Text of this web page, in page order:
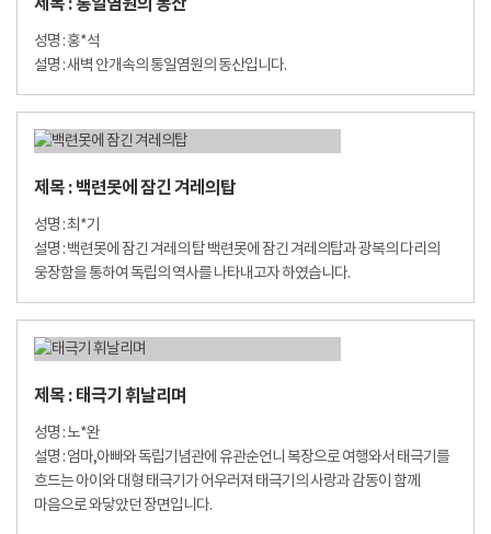
성명 : 홍*석
설명 : 새벽 안개속의 통일염원의 동산입니다.
제목 : 백련못에 잠긴 겨레의탑
성명 : 최*기
설명 : 백련못에 잠긴 겨레의 탑 백련못에 잠긴 겨레의탑과 광복의 다리의
웅장함을 통하여 독립의 역사를 나타내고자 하였습니다.
제목 : 태극기 휘날리며
성명 : 노*완
설명 : 엄마,아빠와 독립기념관에 유관순언니 복장으로 여행와서 태극기를
흐드는 아이와 대형 태극기가 어우러져 태극기의 사랑과 감동이 함께
마음으로 와닿았던 장면입니다.